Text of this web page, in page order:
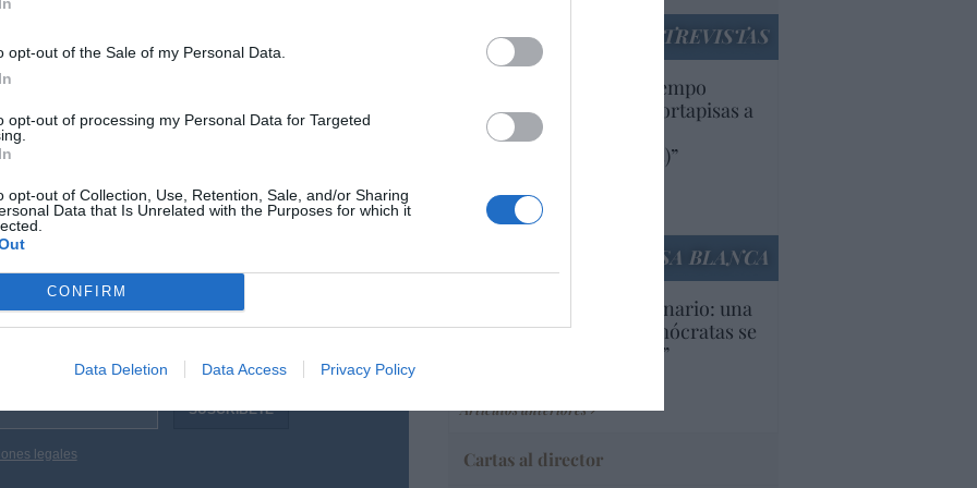
opt-out of the Sale of my Personal Data.
opt-out of processing my Personal Data for Targeted
opt-out of Collection, Use, Retention, Sale, and/or Sharing
Data that Is Unrelated with the Purposes for which it
CONFIRM
Data Deletion Data Access Privacy Policy
revés. Unos vecinos evitan que un
dos motocicletas en Alicante... queda
ahora la policía busca a los vecinos... por
este artículo?
newsletter y recibe cada dia
destacado de Hispanidad
legales
ENTREVISTAS
“Europa lleva mucho tiempo
poniendo aranceles y cortapisas a
productos y compañías
americanas (y europeas)”
Artículos anteriores
LA CASA BLANCA
EEUU. Inquietante escenario: una
tercera parte de los demócratas se
define como “socialista”
Artículos anteriores
Cartas al director